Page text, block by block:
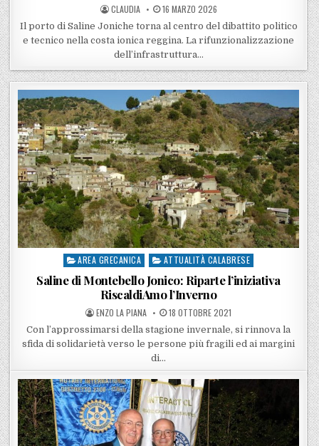
POSTED BY
CLAUDIA POSTED ON
16 MARZO 2026
Il porto di Saline Joniche torna al centro del dibattito politico
e tecnico nella costa ionica reggina. La rifunzionalizzazione
dell’infrastruttura…
Posted in
AREA GRECANICA ATTUALITÀ CALABRESE
Saline di Montebello Jonico: Riparte l’iniziativa
RiscaldiAmo l’Inverno
POSTED BY
ENZO LA PIANA POSTED ON
18 OTTOBRE 2021
Con l’approssimarsi della stagione invernale, si rinnova la
sfida di solidarietà verso le persone più fragili ed ai margini
di…